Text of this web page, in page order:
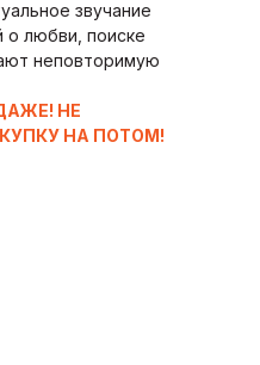
звучание
о любви, поиске
неповторимую
НЕ
НА ПОТОМ!